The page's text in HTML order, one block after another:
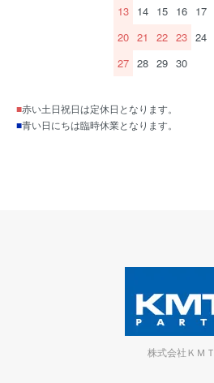
13 14 15 16 17
20 21 22 23 24
27 28 29 30
■赤い土日祝日は定休日となります。
■青い日にちは臨時休業となります。
株式会社ＫＭＴ